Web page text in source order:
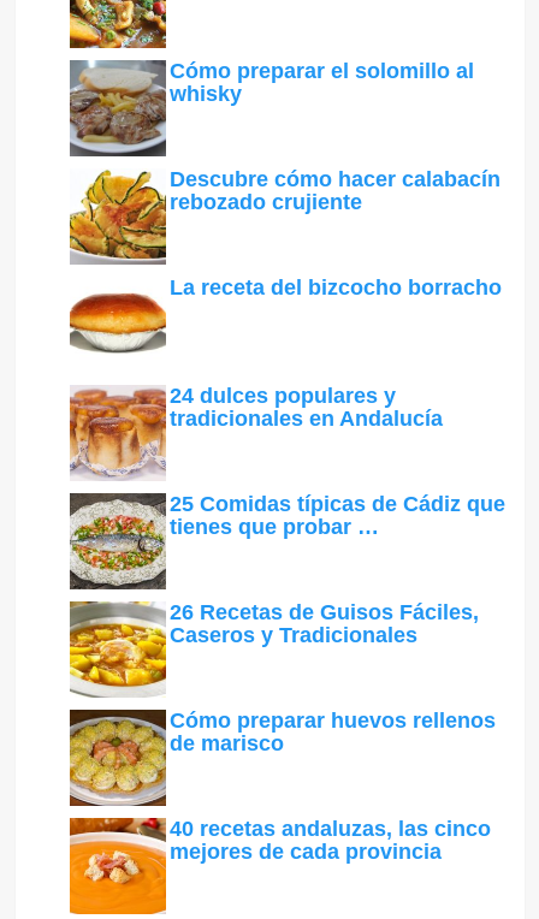
Cómo preparar el solomillo al
whisky
Descubre cómo hacer calabacín
rebozado crujiente
La receta del bizcocho borracho
24 dulces populares y
tradicionales en Andalucía
25 Comidas típicas de Cádiz que
tienes que probar …
26 Recetas de Guisos Fáciles,
Caseros y Tradicionales
Cómo preparar huevos rellenos
de marisco
40 recetas andaluzas, las cinco
mejores de cada provincia